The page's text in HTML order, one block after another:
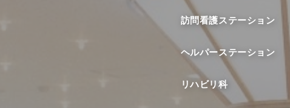
訪問看護ステーション
ヘルパーステーション
リハビリ科